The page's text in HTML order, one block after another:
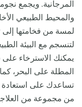
المرجانية. ويجمع
والمحيط الطبيعي
لمسة من فخامتها إلى
لتنسجم مع البيئة
يمكنك الاسترخاء
المطلة على البحر،
تساعدك على استعادة
من مجموعة من